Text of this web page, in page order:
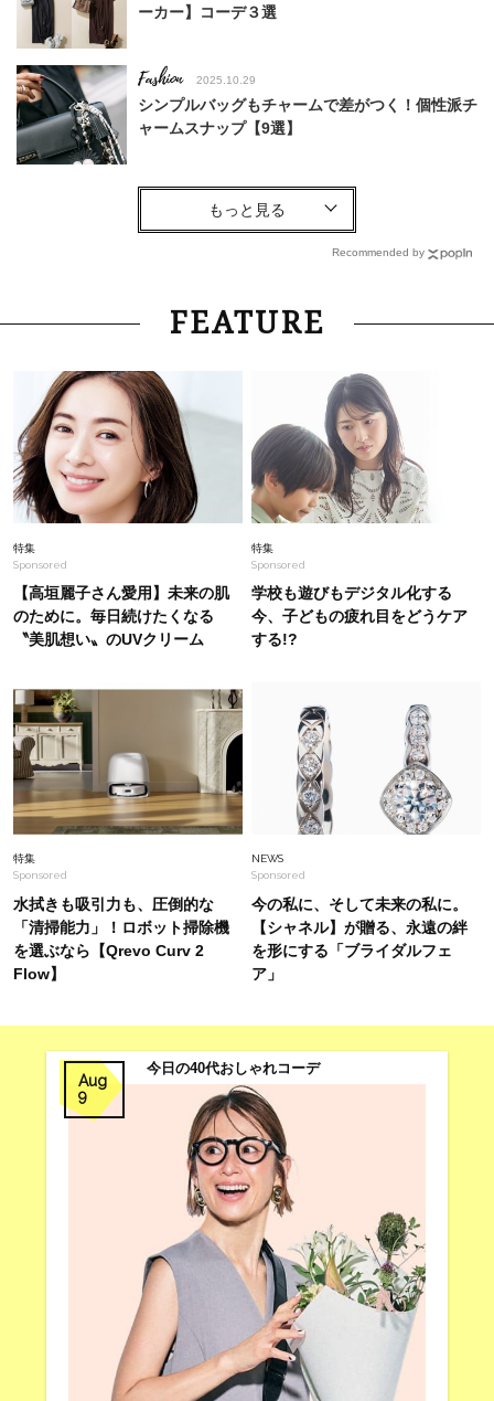
ーカー】コーデ３選
Fashion 2025.10.29
シンプルバッグもチャームで差がつく！個性派チ
ャームスナップ【9選】
Fashion
1万円台から探す【今どきピアス】40代が毎日着
Fashion 2026.8.3
「”ラクで可愛い”が最強！」大草直子さんに聞く
etc.〉
Fashion
蛯原さんも誕生日に購入【ブシュロン】のジュエ
リー。40代に”品を宿す”名品は？
【40代の夏旅コーデ】ロゴT×パンツにレース羽
織りでオシャレも冷房対策も万全
金！オシャレ40代の自慢ジュエリーSNAP
Fashion 2025.12.15
【新年こそ新調すべきはお財布！】40代オシャ
レ読者がリアルに使ってるミニウォレット＜スナ
Recommended by
FEATURE
特集
Sponsored
【高垣麗子さん愛用】未来の肌
のために。毎日続けたくなる
〝美肌想い〟のUVクリーム
特集
Sponsored
学校も遊びもデジタル化する
今、子どもの疲れ目をどうケア
する!?
特集
Sponsored
水拭きも吸引力も、圧倒的な
「清掃能力」！ロボット掃除機
を選ぶなら【Qrevo Curv 2
Flow】
NEWS
Sponsored
今の私に、そして未来の私に。
【シャネル】が贈る、永遠の絆
を形にする「ブライダルフェ
ア」
Aug
9
今日の40代おしゃれコーデ